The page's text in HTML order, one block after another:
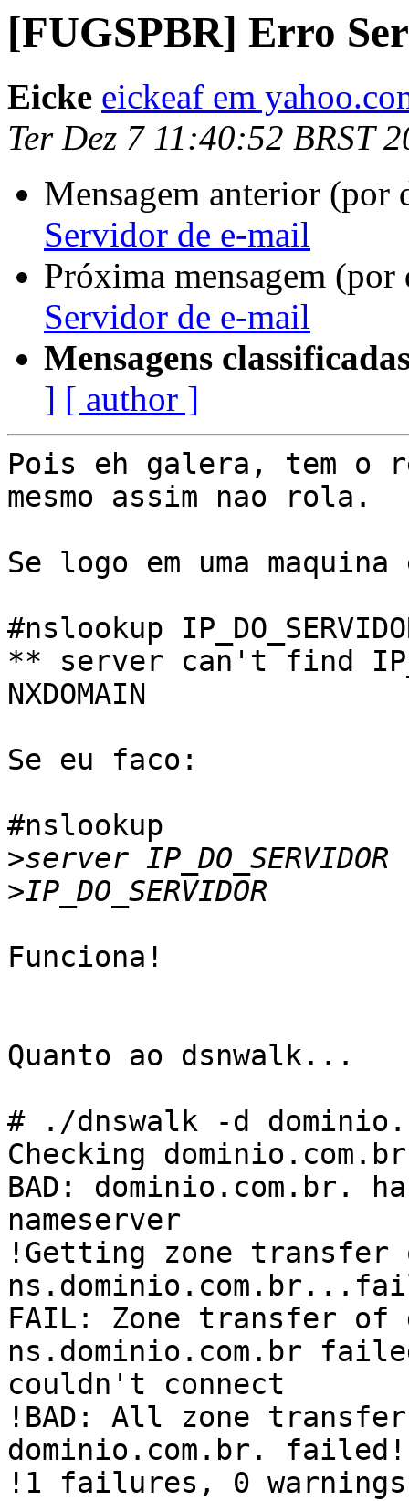
[FUGSPBR] Erro
Eicke eickeaf em
Ter Dez 7 11:40:52 BRST
Mensagem anterior (por
Servidor de e-mail
Próxima mensagem
Servidor de e-mail
Mensagens
] [ author ]
Pois eh galera, tem o
mesmo assim nao rola.
Se logo em uma
#nslookup
** server can't find
NXDOMAIN
Se eu faco:
#nslookup
>
>
Funciona!
Quanto ao dsnwalk...
# ./dnswalk -d
Checking
BAD: dominio.com.br.
nameserver
!Getting zone transfer
FAIL: Zone transfer of
ns.dominio.com.br
couldn't connect
!BAD: All zone
dominio.com.br. failed!
!1 failures, 0